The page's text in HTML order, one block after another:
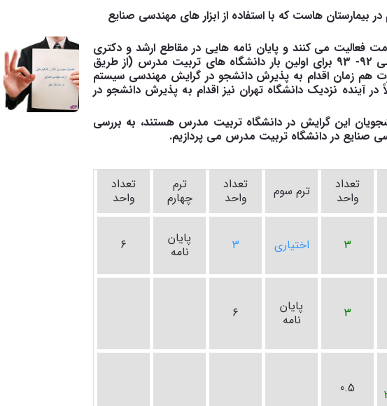
بیمارستان هاست که با استفاده از ابزار های مهندسی صنایع
فعالیت می کنند و پایان نامه هایی در مقاطع ارشد و دکتری
در حوزه سلامت کار شده است، اما در سال تحصیلی 92- 93 برای اولین بار دانشگاه های تربیت مدرس (از طریق
هم زمان اقدام به پذیرش دانشجو در گرایش مهندسی سیستم
آینده نزدیک دانشگاه تهران نیز اقدام به پذیرش دانشجو در
این گرایش در دانشگاه تربیت مدرس هستند، به بررسی
صنایع در دانشگاه تربیت مدرس می پردازیم.
تعداد
واحد
ترم سوم
تعداد
واحد
ترم
چهارم
تعداد
واحد
3 اختیاری 3
پایان
نامه
6
3
پایان
نامه
6
0.5